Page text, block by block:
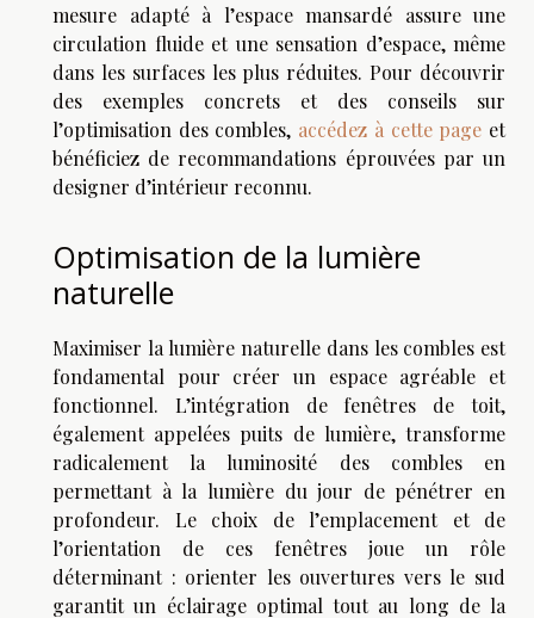
mesure adapté à l’espace mansardé assure une
circulation fluide et une sensation d’espace, même
dans les surfaces les plus réduites. Pour découvrir
des exemples concrets et des conseils sur
l’optimisation des combles, accédez à cette page et
bénéficiez de recommandations éprouvées par un
designer d’intérieur reconnu.
Optimisation de la lumière
naturelle
Maximiser la lumière naturelle dans les combles est
fondamental pour créer un espace agréable et
fonctionnel. L’intégration de fenêtres de toit,
également appelées puits de lumière, transforme
radicalement la luminosité des combles en
permettant à la lumière du jour de pénétrer en
profondeur. Le choix de l’emplacement et de
l’orientation de ces fenêtres joue un rôle
déterminant : orienter les ouvertures vers le sud
garantit un éclairage optimal tout au long de la